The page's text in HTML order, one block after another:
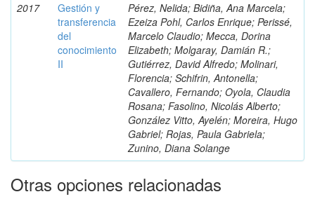
2017
Gestión y
transferencia
del
conocimiento
II
Pérez, Nelida; Bidiña, Ana Marcela;
Ezeiza Pohl, Carlos Enrique; Perissé,
Marcelo Claudio; Mecca, Dorina
Elizabeth; Molgaray, Damián R.;
Gutiérrez, David Alfredo; Molinari,
Florencia; Schifrin, Antonella;
Cavallero, Fernando; Oyola, Claudia
Rosana; Fasolino, Nicolás Alberto;
González Vitto, Ayelén; Moreira, Hugo
Gabriel; Rojas, Paula Gabriela;
Zunino, Diana Solange
Otras opciones relacionadas